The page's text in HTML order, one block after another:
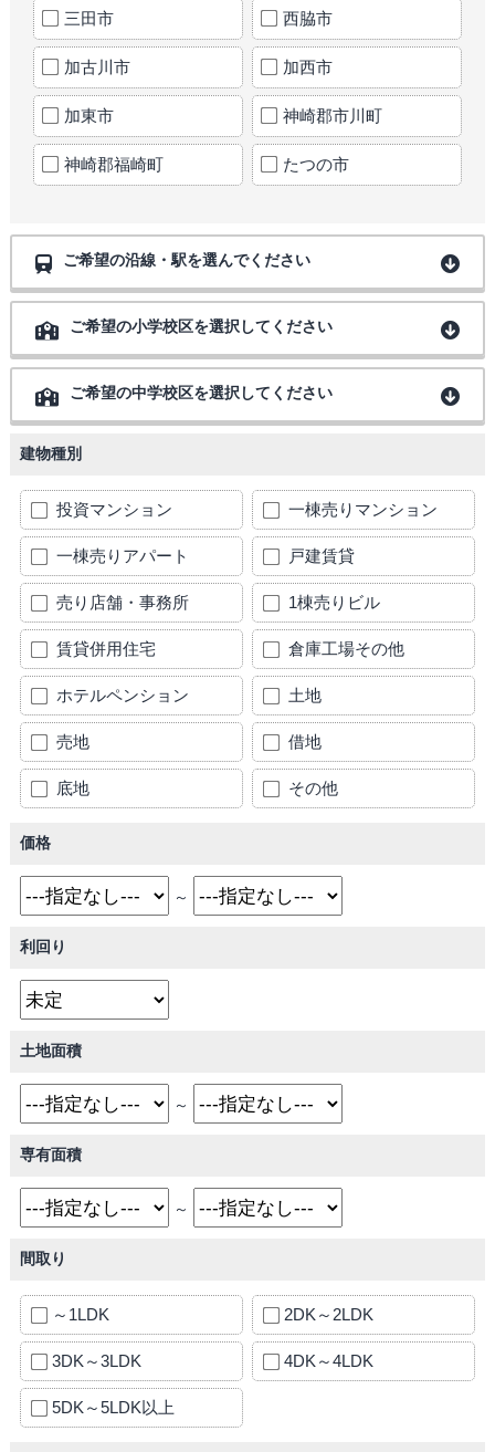
三田市 西脇市
加古川市 加西市
加東市 神崎郡市川町
神崎郡福崎町 たつの市
ご希望の沿線・駅を選んでください
ご希望の小学校区を選択してください
ご希望の中学校区を選択してください
建物種別
投資マンション 一棟売りマンション
一棟売りアパート 戸建賃貸
売り店舗・事務所 1棟売りビル
賃貸併用住宅 倉庫工場その他
ホテルペンション 土地
売地 借地
底地 その他
価格
～
利回り
土地面積
～
専有面積
～
間取り
～1LDK 2DK～2LDK
3DK～3LDK 4DK～4LDK
5DK～5LDK以上